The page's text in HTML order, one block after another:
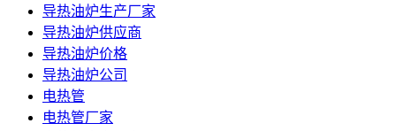
导热油炉生产厂家
导热油炉供应商
导热油炉价格
导热油炉公司
电热管
电热管厂家